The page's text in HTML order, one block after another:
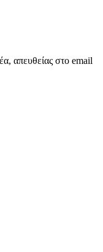
απευθείας στο email